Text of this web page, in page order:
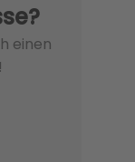
einen